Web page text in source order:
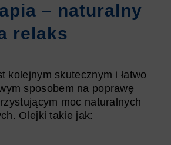
– naturalny
relaks
kolejnym skutecznym i łatwo
sposobem na poprawę
moc naturalnych
Olejki takie jak: